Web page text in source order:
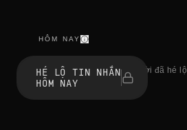
HÔM NAY
s
e
s
HÉ LỘ TIN NHẮN
HÔM NAY
1 người đã hé lộ